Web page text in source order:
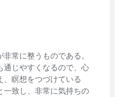
常に整うものである。
通じやすくなるので、心
、瞑想をつづけている
一致し、非常に気持ちの